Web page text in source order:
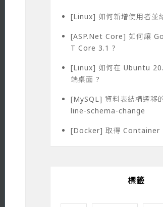
[Linux] 如何新增使用者並
[ASP.Net Core] 如何讓
T Core 3.1 ?
[Linux] 如何在 Ubuntu
端桌面 ?
[MySQL] 資料表結構遷移
line-schema-change
[Docker] 取得 Container
標籤